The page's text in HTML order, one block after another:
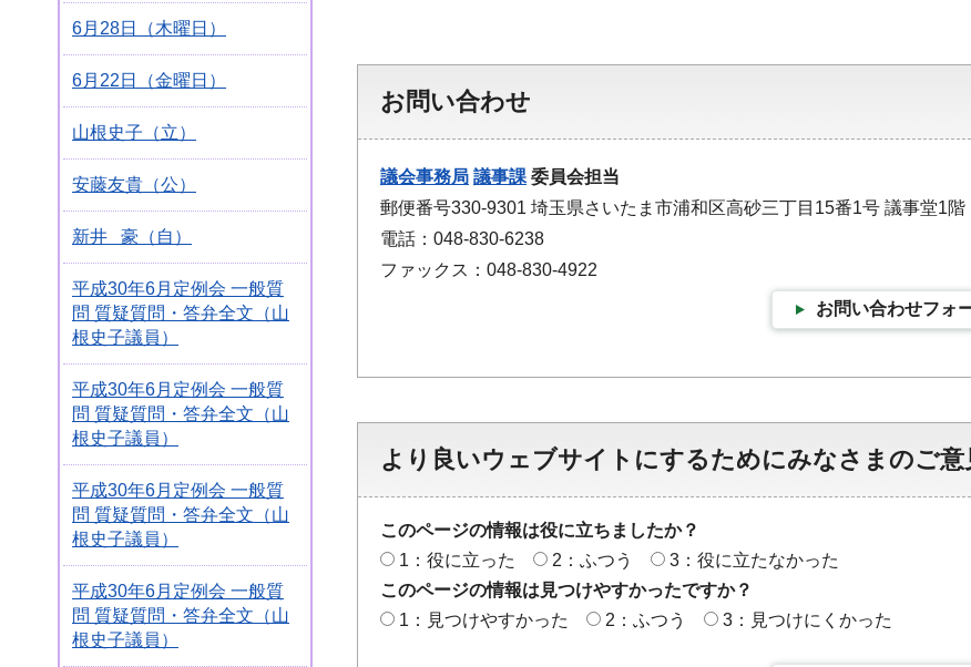
6月28日（木曜日）
6月22日（金曜日）
山根史子（立）
安藤友貴（公）
新井 豪（自）
平成30年6月定例会 一般質
問 質疑質問・答弁全文（山
根史子議員）
平成30年6月定例会 一般質
問 質疑質問・答弁全文（山
根史子議員）
平成30年6月定例会 一般質
問 質疑質問・答弁全文（山
根史子議員）
平成30年6月定例会 一般質
問 質疑質問・答弁全文（山
根史子議員）
お問い合わせ
議会事務局 議事課 委員会担当
郵便番号330-9301 埼玉県さいたま市浦和区高砂三丁目15番1号 議事堂1階
電話：048-830-6238
ファックス：048-830-4922
お問い合わせフォ
より良いウェブサイトにするためにみなさまのご
このページの情報は役に立ちましたか？
1：役に立った
2：ふつう
3：役に立たなかった
このページの情報は見つけやすかったですか？
1：見つけやすかった
2：ふつう 3：見つけにくかった